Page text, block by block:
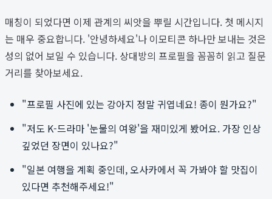
매칭이 되었다면 이제 관계의 씨앗을 뿌릴 시간입니다. 첫 메시지
는 매우 중요합니다. '안녕하세요'나 이모티콘 하나만 보내는 것은
성의 없어 보일 수 있습니다. 상대방의 프로필을 꼼꼼히 읽고 질문
거리를 찾아보세요.
"프로필 사진에 있는 강아지 정말 귀엽네요! 종이 뭔가요?"
"저도 K-드라마 '눈물의 여왕'을 재미있게 봤어요. 가장 인상
깊었던 장면이 있나요?"
"일본 여행을 계획 중인데, 오사카에서 꼭 가봐야 할 맛집이
있다면 추천해주세요!"